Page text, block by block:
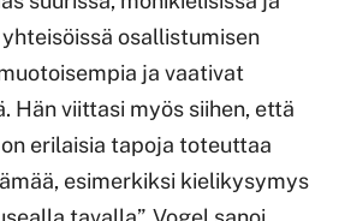
osallistumisen
ja vaativat
Hän viittasi myös siihen, että
erilaisia tapoja toteuttaa
esimerkiksi kielikysymys